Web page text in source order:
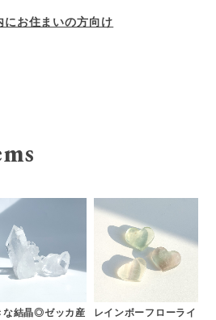
にお住まいの方向け
な結晶◎ゼッカ産
レインボーフローライ